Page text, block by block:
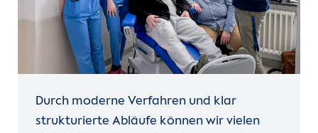
Durch moderne Verfahren und klar
strukturierte Abläufe können wir vielen